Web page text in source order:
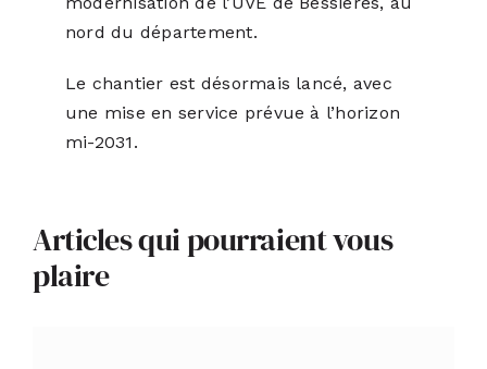
nord du département.
Le chantier est désormais lancé, avec
une mise en service prévue à l’horizon
mi-2031.
Articles qui pourraient vous
plaire